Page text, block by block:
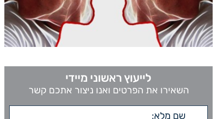
לייעוץ ראשוני מיידי
השאירו את הפרטים ואנו ניצור אתכם קשר